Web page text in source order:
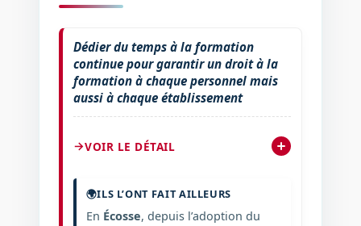
Dédier du temps à la formation
continue pour garantir un droit à la
formation à chaque personnel mais
aussi à chaque établissement
VOIR LE DÉTAIL
🌍ILS L’ONT FAIT AILLEURS
En Écosse, depuis l’adoption du